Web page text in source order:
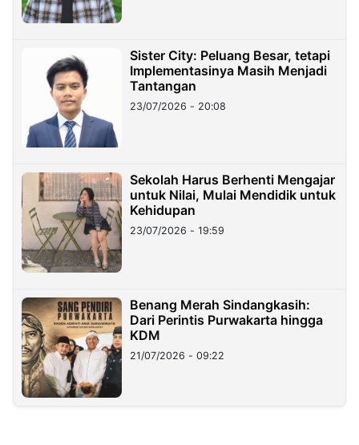
Sister City: Peluang Besar, tetapi
Implementasinya Masih Menjadi
Tantangan
23/07/2026 - 20:08
Sekolah Harus Berhenti Mengajar
untuk Nilai, Mulai Mendidik untuk
Kehidupan
23/07/2026 - 19:59
Benang Merah Sindangkasih:
Dari Perintis Purwakarta hingga
KDM
21/07/2026 - 09:22